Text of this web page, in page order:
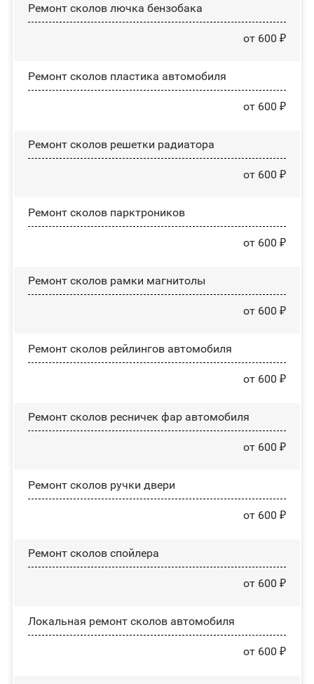
Ремонт сколов лючка бензобака
от 600 ₽
Ремонт сколов пластика автомобиля
от 600 ₽
Ремонт сколов решетки радиатора
от 600 ₽
Ремонт сколов парктроников
от 600 ₽
Ремонт сколов рамки магнитолы
от 600 ₽
Ремонт сколов рейлингов автомобиля
от 600 ₽
Ремонт сколов ресничек фар автомобиля
от 600 ₽
Ремонт сколов ручки двери
от 600 ₽
Ремонт сколов спойлера
от 600 ₽
Локальная ремонт сколов автомобиля
от 600 ₽